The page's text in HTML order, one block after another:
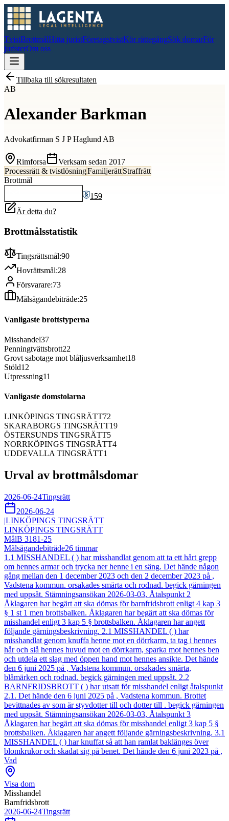
TvistBrottmålHitta juristFöretagstvistKör rättegångSök domarFör
juristerOm oss
Tillbaka till sökresultaten
AB
Alexander Barkman
Advokatfirman S J P Haglund AB
Rimforsa Verksam sedan 2017
Processrätt & tvistlösningFamiljerättStraffrätt
Brottmål
159
Är detta du?
Brottmålsstatistik
Tingsrättsmål:90
Hovrättsmål:28
Försvarare:73
Målsägandebiträde:25
Vanligaste brottstyperna
Misshandel37
Penningtvättsbrott22
Grovt sabotage mot blåljusverksamhet18
Stöld12
Utpressning11
Vanligaste domstolarna
LINKÖPINGS TINGSRÄTT72
SKARABORGS TINGSRÄTT19
ÖSTERSUNDS TINGSRÄTT5
NORRKÖPINGS TINGSRÄTT4
UDDEVALLA TINGSRÄTT1
Urval av brottmålsdomar
2026-06-24Tingsrätt
2026-06-24
|LINKÖPINGS TINGSRÄTT
LINKÖPINGS TINGSRÄTT
MålB 3181-25
Målsägandebiträde26 timmar
1.1 MISSHANDEL ( ) har misshandlat genom att ta ett hårt grepp
om hennes armar och trycka ner henne i en säng. Det hände någon
gång mellan den 1 december 2023 och den 2 december 2023 på ,
Vadstena kommun. orsakades smärta och rodnad. begick gärningen
med uppsåt. Stämningsansökan 2026-03-03, Åtalspunkt 2
Åklagaren har begärt att ska dömas för barnfridsbrott enligt 4 kap 3
§ 1 st 1 men brottsbalken. Åklagaren har begärt att ska dömas för
misshandel enligt 3 kap 5 § brottsbalken. Åklagaren har angett
följande gärningsbeskrivning. 2.1 MISSHANDEL ( ) har
misshandlat genom knuffa henne mot en dörrkarm, ta tag i hennes
hår och slå hennes huvud mot en dörrkarm, sparka mot hennes ben
och utdela ett slag med öppen hand mot hennes ansikte. Det hände
den 6 juni 2025 på , Vadstena kommun. orsakades smärta,
blåmärken och rodnad. begick gärningen med uppsåt. 2.2
BARNFRIDSBROTT ( ) har utsatt för misshandel enligt åtalspunkt
2.1. Det hände den 6 juni 2025 på , Vadstena kommun. Brottet
bevittnades av som är styvdotter till och dotter till . begick gärningen
med uppsåt. Stämningsansökan 2026-03-03, Åtalspunkt 3
Åklagaren har begärt att ska dömas för misshandel enligt 3 kap 5 §
brottsbalken. Åklagaren har angett följande gärningsbeskrivning. 3.1
MISSHANDEL ( ) har knuffat så att han ramlat baklänges över
blomkrukor och skadat sig på benet. Det hände den 6 juni 2023 på ,
Vad
Visa dom
Misshandel
Barnfridsbrott
2026-06-24Tingsrätt